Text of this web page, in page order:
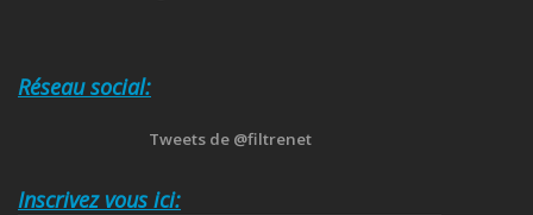
Réseau social:
Tweets de @filtrenet
Inscrivez vous ici: